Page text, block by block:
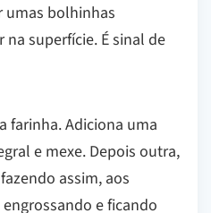
umas bolhinhas
superfície. É sinal de
farinha. Adiciona uma
e mexe. Depois outra,
assim, aos
e ficando